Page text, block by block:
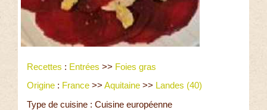
Recettes : Entrées >> Foies gras
Origine : France >> Aquitaine >> Landes (40)
Type de cuisine : Cuisine européenne